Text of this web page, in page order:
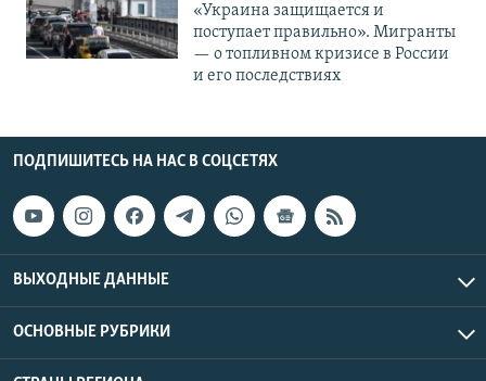
«Украина защищается и
поступает правильно». Мигранты
— о топливном кризисе в России
и его последствиях
ПОДПИШИТЕСЬ НА НАС В СОЦСЕТЯХ
ВЫХОДНЫЕ ДАННЫЕ
ОСНОВНЫЕ РУБРИКИ